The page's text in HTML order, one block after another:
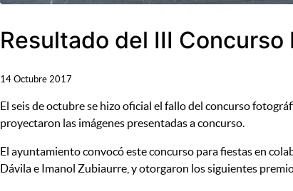
Resultado del III
14 Octubre 2017
El seis de octubre se hizo oficial el fallo del concurso
proyectaron las imágenes presentadas a concurso.
El ayuntamiento convocó este concurso para fiestas en
Dávila e Imanol Zubiaurre, y otorgaron los siguientes